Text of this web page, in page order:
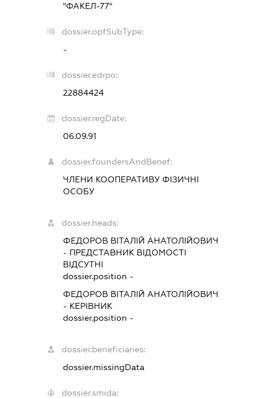
"ФАКЕЛ-77"
dossier.opfSubType:
-
dossier.edrpo:
22884424
dossier.regDate:
06.09.91
dossier.foundersAndBenef:
ЧЛЕНИ КООПЕРАТИВУ ФІЗИЧНІ
ОСОБУ
dossier.heads:
ФЕДОРОВ ВІТАЛІЙ АНАТОЛІЙОВИЧ
- ПРЕДСТАВНИК ВІДОМОСТІ
ВІДСУТНІ
dossier.position -
ФЕДОРОВ ВІТАЛІЙ АНАТОЛІЙОВИЧ
- КЕРІВНИК
dossier.position -
dossier.beneficiaries:
dossier.missingData
dossier.smida: